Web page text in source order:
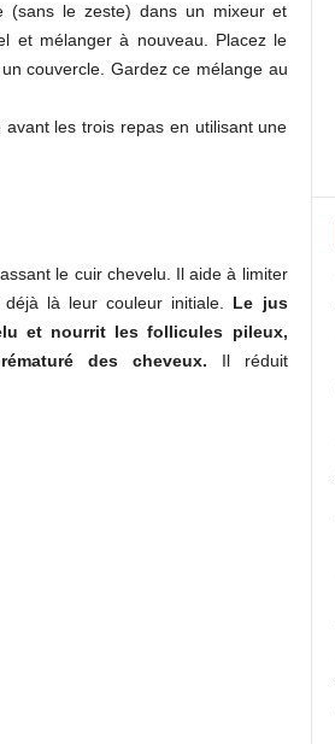
(sans le zeste) dans un mixeur et
et mélanger à nouveau. Placez le
couvercle. Gardez ce mélange au
les trois repas en utilisant une
le cuir chevelu. Il aide à limiter
là leur couleur initiale. Le jus
et nourrit les follicules pileux,
des cheveux. Il réduit